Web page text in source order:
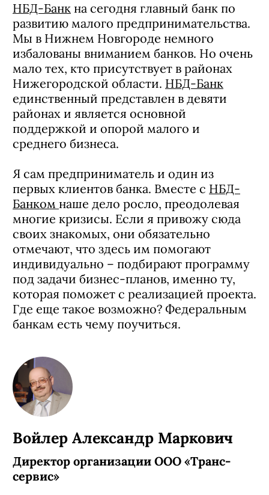
НБД-Банк на сегодня главный банк по
развитию малого предпринимательства.
Мы в Нижнем Новгороде немного
избалованы вниманием банков. Но очень
мало тех, кто присутствует в районах
Нижегородской области. НБД-Банк
единственный представлен в девяти
районах и является основной
поддержкой и опорой малого и
среднего бизнеса.
Я сам предприниматель и один из
первых клиентов банка. Вместе с НБД-
Банком наше дело росло, преодолевая
многие кризисы. Если я привожу сюда
своих знакомых, они обязательно
отмечают, что здесь им помогают
индивидуально – подбирают программу
под задачи бизнес-планов, именно ту,
которая поможет с реализацией проекта.
Где еще такое возможно? Федеральным
банкам есть чему поучиться.
Войлер Александр Маркович
Директор организации ООО «Транс-
сервис»